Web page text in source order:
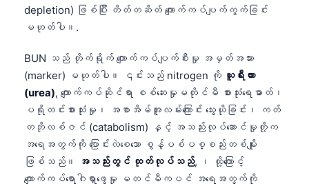
depletion) ဖြစ်ပြီး တိတ်တဆိတ် ကျောက်ကပ်ပျက်ကွက်ခြင်း
မဟုတ်ပါ။.
BUN သည် တိုက်ရိုက် ကျောက်ကပ်ပျက်စီးမှု အမှတ်အသား
(marker) မဟုတ်ပါ။ ၎င်းသည် nitrogen ကို ယူရီးယား
(urea), ကျောက်ကပ်ဆိုင်ရာ စစ်ဆေးမှုမတိုင်မီ စားသုံးရေဓာတ်၊
ပရိုတင်းစားသုံးမှု၊ အစာအိမ်အူလမ်းကြောင်း သွေးယိုခြင်း၊ ကတ်
တဘိုလစ်ဇင် (catabolism) နှင့် အသည်းလုပ်ဆောင်မှုတို့က
အရေအတွက်ကို ပြောင်းလဲစေသော စွန့်ပစ်ပစ္စည်းတစ်မျိုး
ဖြစ်သည်။
အသည်းတွင် ထုတ်လုပ်သည်, ၊ ထို့ကြောင့်
ကျောက်ကပ်ရောဂါရှာဖွေမှု မတင်မီကပင် အရေအတွက်ကို